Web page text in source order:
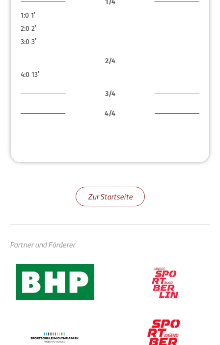
1:0 1’
2:0 2’
3:0 3’
2/4
4:0 13’
3/4
4/4
Zur Startseite
Partner und Förderer